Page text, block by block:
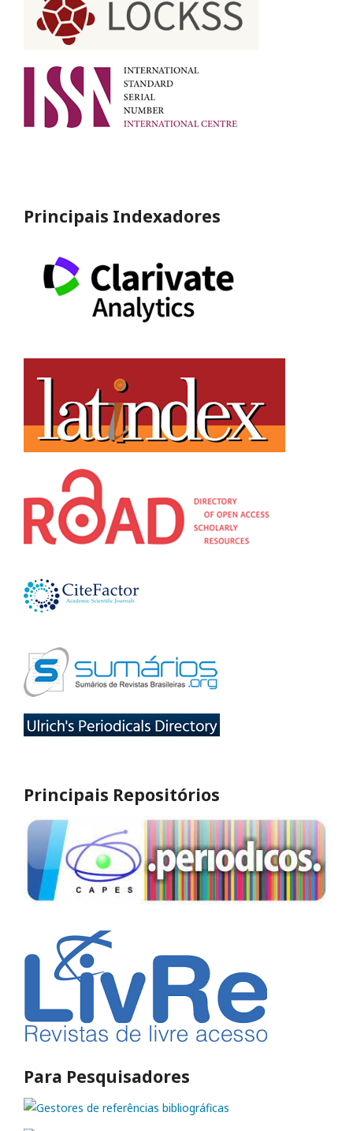
Principais Indexadores
Principais Repositórios
Para Pesquisadores